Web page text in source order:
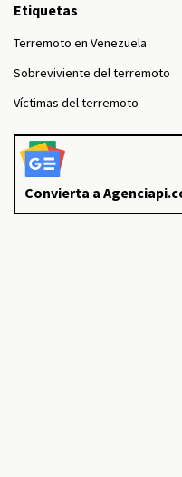
Etiquetas
Terremoto en Venezuela
Sobreviviente del terremoto
Víctimas del terremoto
Convierta a